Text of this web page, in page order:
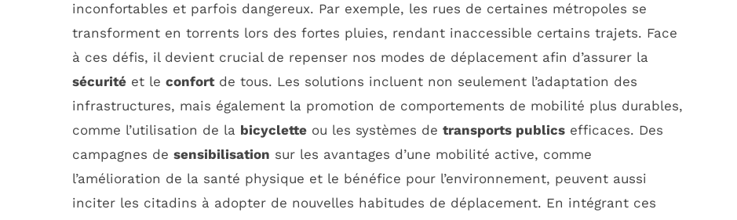
inconfortables et parfois dangereux. Par exemple, les rues de certaines métropoles se
transforment en torrents lors des fortes pluies, rendant inaccessible certains trajets. Face
à ces défis, il devient crucial de repenser nos modes de déplacement afin d’assurer la
sécurité et le confortde tous. Les solutions incluent non seulement l’adaptation des
infrastructures, mais également la promotion de comportements de mobilité plus durables,
comme l’utilisation de la bicyclette ou les systèmes de transports publics efficaces. Des
campagnes de sensibilisation sur les avantages d’une mobilité active, comme
l’amélioration de la santé physique et le bénéfice pour l’environnement, peuvent aussi
inciter les citadins à adopter de nouvelles habitudes de déplacement. En intégrant ces